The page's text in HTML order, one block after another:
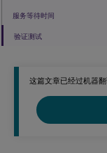
这篇文章已经过机器
服务等待时间
验证测试